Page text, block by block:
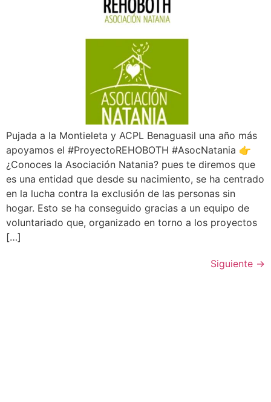
Pujada a la Montieleta y ACPL Benaguasil una año más
apoyamos el #ProyectoREHOBOTH #AsocNatania 👉
¿Conoces la Asociación Natania? pues te diremos que
es una entidad que desde su nacimiento, se ha centrado
en la lucha contra la exclusión de las personas sin
hogar. Esto se ha conseguido gracias a un equipo de
voluntariado que, organizado en torno a los proyectos
[…]
Siguiente →